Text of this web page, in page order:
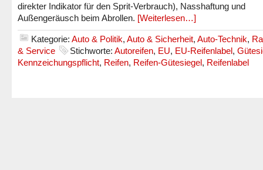
direkter Indikator für den Sprit-Verbrauch), Nasshaftung und
Außengeräusch beim Abrollen. [Weiterlesen…]
Kategorie: Auto & Politik, Auto & Sicherheit, Auto-Technik,
& Service
Stichworte: Autoreifen, EU, EU-Reifenlabel,
Kennzeichungspflicht, Reifen, Reifen-Gütesiegel, Reifenlabel